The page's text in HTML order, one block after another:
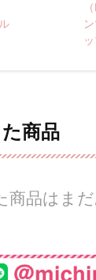
商品
品はまだ